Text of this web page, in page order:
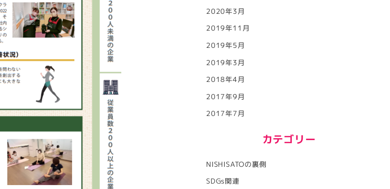
2020年3月
2019年11月
2019年5月
2019年3月
2018年4月
2017年9月
2017年7月
カテゴリー
NISHISATOの裏側
SDGs関連